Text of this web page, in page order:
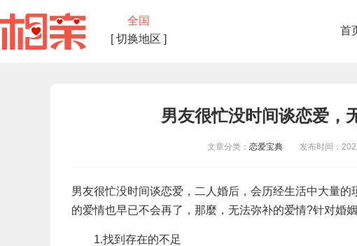
全国
[ 切换地区 ]
首
男友很忙没时间谈恋爱，
文章分类： 恋爱宝典发布时间：
男友很忙没时间谈恋爱，二人婚后，会历经生活中大量
的爱情也早已不会再了，那麼，无法弥补的爱情?针对婚
1.找到存在的不足